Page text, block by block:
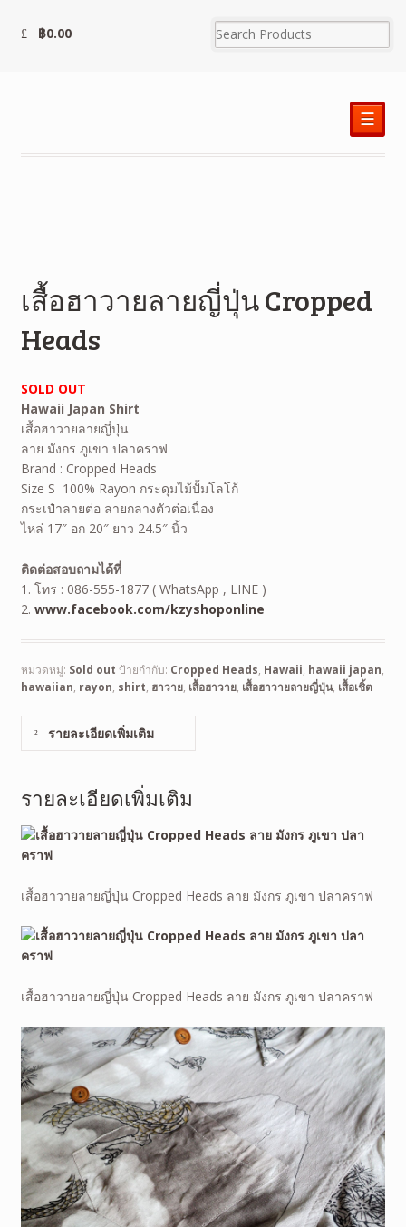
฿0.00
☰
เสื้อฮาวายลายญี่ปุ่น Cropped
Heads
SOLD OUT
Hawaii Japan Shirt
เสื้อฮาวายลายญี่ปุ่น
ลาย มังกร ภูเขา ปลาคราฟ
Brand : Cropped Heads
Size S 100% Rayon กระดุมไม้ปั้มโลโก้
กระเป๋าลายต่อ ลายกลางตัวต่อเนื่อง
ไหล่ 17″ อก 20″ ยาว 24.5″ นิ้ว
ติดต่อสอบถามได้ที่
1. โทร : 086-555-1877 ( WhatsApp , LINE )
2. www.facebook.com/kzyshoponline
หมวดหมู่: Sold out ป้ายกำกับ: Cropped Heads, Hawaii, hawaii japan,
hawaiian, rayon, shirt, ฮาวาย, เสื้อฮาวาย, เสื้อฮาวายลายญี่ปุ่น, เสื้อเชิ้ต
รายละเอียดเพิ่มเติม
รายละเอียดเพิ่มเติม
เสื้อฮาวายลายญี่ปุ่น Cropped Heads ลาย มังกร ภูเขา ปลาคราฟ
เสื้อฮาวายลายญี่ปุ่น Cropped Heads ลาย มังกร ภูเขา ปลาคราฟ